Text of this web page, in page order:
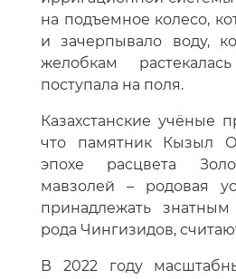
на подъемное колесо,
и зачерпывало воду,
желобкам
поступала на поля.
Казахстанские учёные
что памятник Кызыл
эпохе расцвета
мавзолей – родовая
принадлежать
рода Чингизидов,
В 2022 году